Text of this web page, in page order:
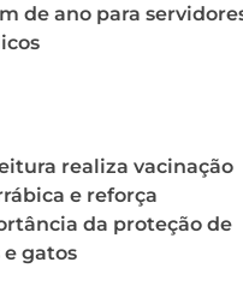
de ano para
realiza vacinação
e reforça
da proteção de
e gatos